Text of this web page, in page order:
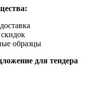
образцы
для тендера